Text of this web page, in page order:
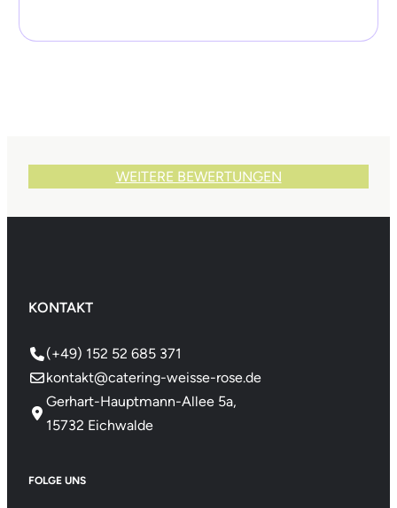
WEITERE BEWERTUNGEN
KONTAKT
(+49) 152 52 685 371
kontakt@catering-weisse-rose.de
Gerhart-Hauptmann-Allee 5a,
15732 Eichwalde
FOLGE UNS